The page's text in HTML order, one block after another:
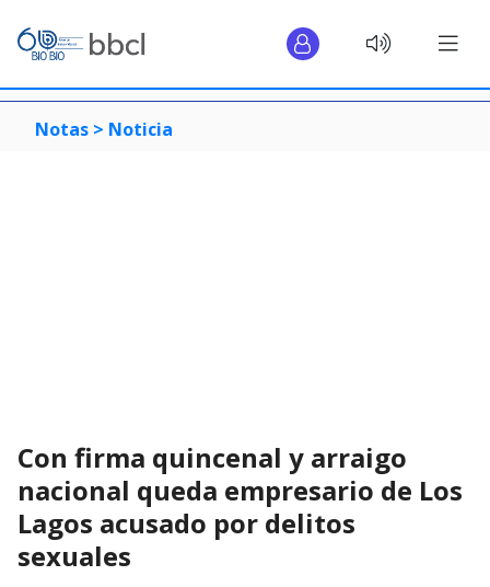
Notas > Noticia
Con firma quincenal y arraigo
nacional queda empresario de Los
Lagos acusado por delitos
sexuales